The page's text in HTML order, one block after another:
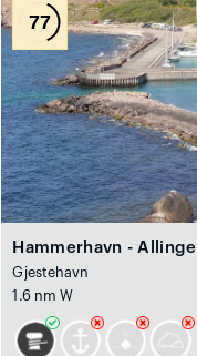
77
Hammerhavn - Allinge
Gjestehavn
1.6 nm W